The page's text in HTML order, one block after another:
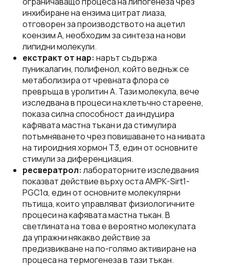
инхибиране на ензима цитрат лиаза,
отговорен за производството на ацетил
коензим А, необходим за синтеза на нови
липидни молекули.
екстракт от нар: нарът съдържа
пуникалагин, полифенол, който веднъж се
метаболизира от чревната флора се
превръща в уролитин А. Тази молекула, вече
изследвана в процеси на клетъчно стареене,
показа силна способност да индуцира
кафявата мастна тъкан и да стимулира
потъмняването чрез повишаването на нивата
на тироидния хормон Т3, един от основните
стимули за диференциация.
ресвератрол: лабораторните изследвания
показват действие върху оста AMPK-Sirt1-
PGC1α, един от основните молекулярни
пътища, които управляват физиологичните
процеси на кафявата мастна тъкан. В
светлината на това е вероятно молекулата
да упражни някакво действие за
предизвикване на по-голямо активиране на
процеса на термогенеза в тази тъкан.